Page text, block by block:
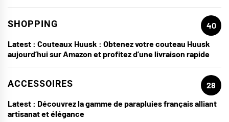
SHOPPING
40
Latest : Couteaux Huusk : Obtenez votre couteau Huusk
aujourd’hui sur Amazon et profitez d’une livraison rapide
ACCESSOIRES
28
Latest : Découvrez la gamme de parapluies français alliant
artisanat et élégance